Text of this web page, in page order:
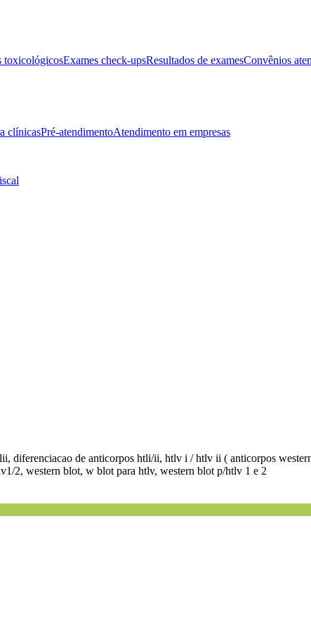
toxicológicosExames check-upsResultados de examesConvênios
clínicasPré-atendimentoAtendimento em empresas
diferenciacao de anticorpos htli/ii, htlv i / htlv ii ( anticorpos
2, western blot, w blot para htlv, western blot p/htlv 1 e 2